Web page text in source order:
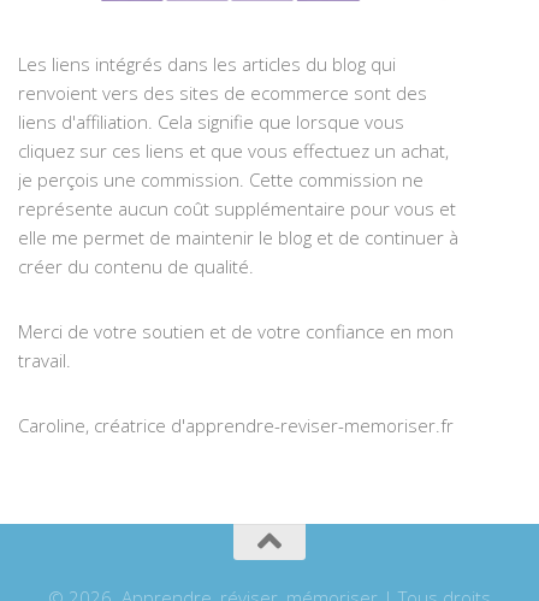
Les liens intégrés dans les articles du blog qui
renvoient vers des sites de ecommerce sont des
liens d'affiliation. Cela signifie que lorsque vous
cliquez sur ces liens et que vous effectuez un achat,
je perçois une commission. Cette commission ne
représente aucun coût supplémentaire pour vous et
elle me permet de maintenir le blog et de continuer à
créer du contenu de qualité.
Merci de votre soutien et de votre confiance en mon
travail.
Caroline, créatrice d'apprendre-reviser-memoriser.fr